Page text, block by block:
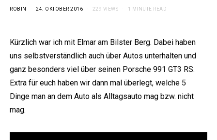
ROBIN 24. OKTOBER 2016 229 VIEWS 1 MINUTE READ
Kürzlich war ich mit Elmar am Bilster Berg. Dabei haben
uns selbstverständlich auch über Autos unterhalten und
ganz besonders viel über seinen Porsche 991 GT3 RS.
Extra für euch haben wir dann mal überlegt, welche 5
Dinge man an dem Auto als Alltagsauto mag bzw. nicht
mag.